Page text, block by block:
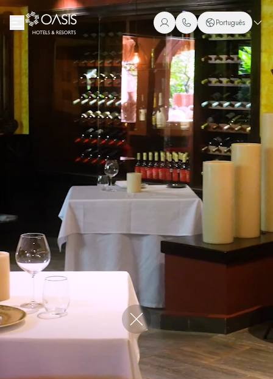
Oasis Hotels & Resorts
+1 (800) 446-2747
+52 998 240 7091
Português
Português
Close video